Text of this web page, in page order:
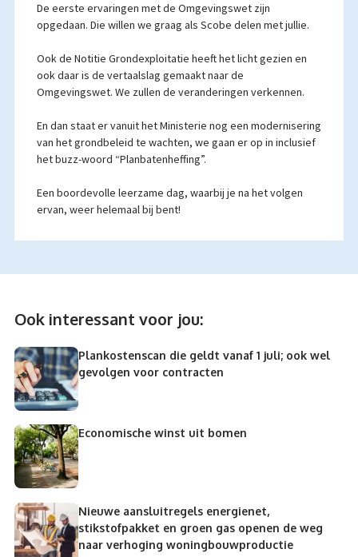
De eerste ervaringen met de Omgevingswet zijn
opgedaan. Die willen we graag als Scobe delen met jullie.
Ook de Notitie Grondexploitatie heeft het licht gezien en
ook daar is de vertaalslag gemaakt naar de
Omgevingswet. We zullen de veranderingen verkennen.
En dan staat er vanuit het Ministerie nog een modernisering
van het grondbeleid te wachten, we gaan er op in inclusief
het buzz-woord “Planbatenheffing”.
Een boordevolle leerzame dag, waarbij je na het volgen
ervan, weer helemaal bij bent!
Ook interessant voor jou:
Plankostenscan die geldt vanaf 1 juli; ook wel
gevolgen voor contracten
Economische winst uit bomen
Nieuwe aansluitregels energienet,
stikstofpakket en groen gas openen de weg
naar verhoging woningbouwproductie